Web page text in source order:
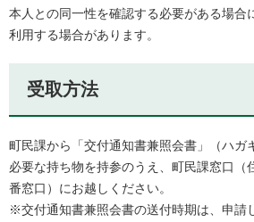
本人との同一性を確認する必要がある場合
利用する場合があります。
受取方法
町民課から「交付通知書兼照会書」（ハガ
必要な持ち物を持参のうえ、町民課窓口（
番窓口）にお越しください。
※交付通知書兼照会書の送付時期は、申請